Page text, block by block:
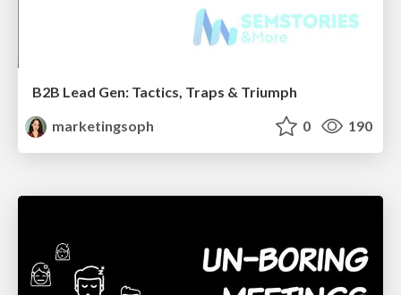
B2B Lead Gen: Tactics, Traps & Triumph
marketingsoph
0 190